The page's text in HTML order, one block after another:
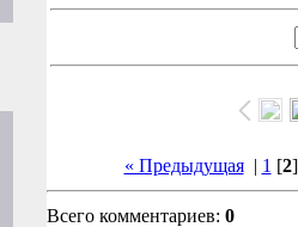
« Предыдущая| 1 [2
Всего комментариев: 0